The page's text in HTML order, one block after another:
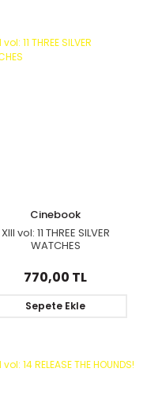
Cinebook
XIII vol: 11 THREE SILVER
WATCHES
770,00 TL
Sepete Ekle